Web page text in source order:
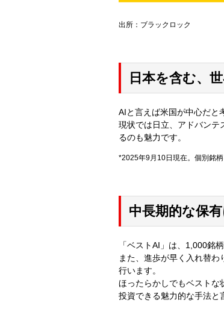
出所：ブラックロック
日本を含む、
AIと言えば米国が中心だと
現状では日立、アドバンテ
るのも魅力です。
*2025年9月10日現在。個別銘
中長期的な保
「ベストAI」は、1,000銘
また、進歩が早く入れ替
行います。
ほったらかしでもベストな
投資できる魅力的な手法と